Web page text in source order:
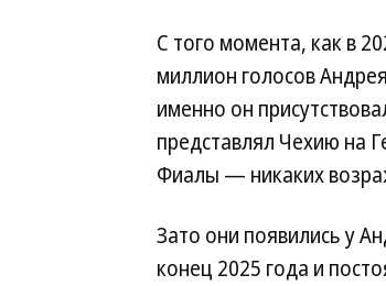
С того момента, как в
миллион голосов
именно он
представлял Чехию на
Фиалы — никаких
Зато они появились у
конец 2025 года и